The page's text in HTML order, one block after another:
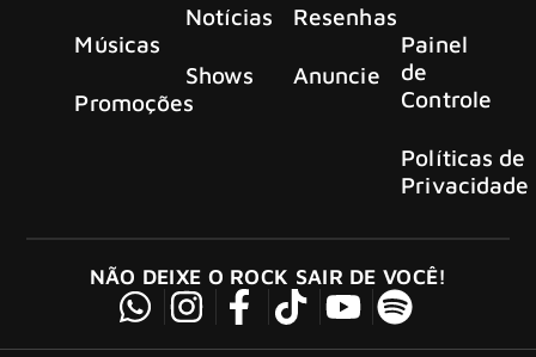
Músicas
Promoções
Notícias
Shows
Resenhas
Anuncie
Painel
de
Controle
Políticas de
Privacidade
NÃO DEIXE O ROCK SAIR DE VOCÊ!